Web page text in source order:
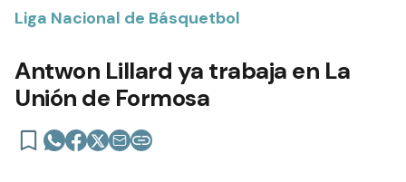
Liga Nacional de Básquetbol
Antwon Lillard ya trabaja en La
Unión de Formosa